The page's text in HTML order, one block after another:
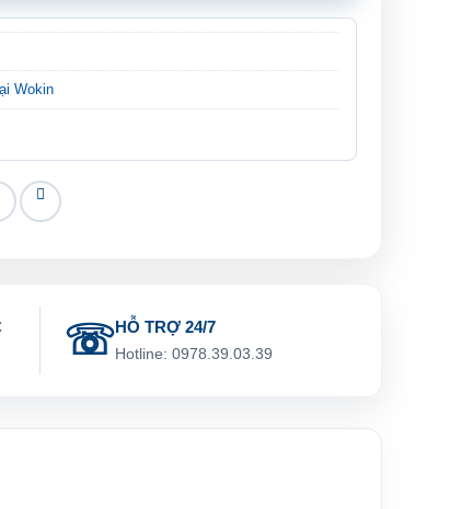
Wokin
HỖ TRỢ 24/7
Hotline: 0978.39.03.39